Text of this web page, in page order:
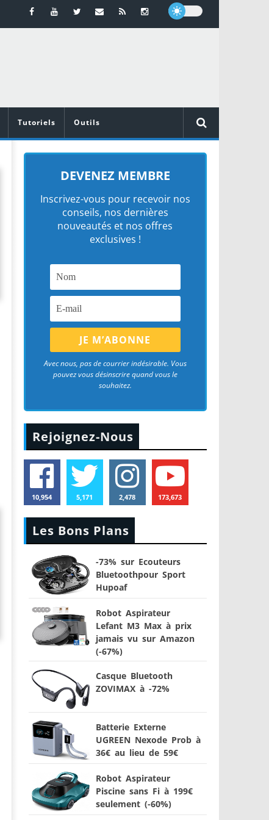
Tutoriels Outils
DEVENEZ MEMBRE
Inscrivez-vous pour recevoir nos
conseils, nos dernières
nouveautés et nos offres
exclusives !
Avec nous, pas de courrier indésirable. Vous
pouvez vous désinscrire quand vous le
souhaitez.
Rejoignez-Nous
10,954 5,171 2,478 173,673
Les Bons Plans
-73% sur Ecouteurs
Bluetoothpour Sport
Hupoaf
Robot Aspirateur
Lefant M3 Max à prix
jamais vu sur Amazon
(-67%)
Casque Bluetooth
ZOVIMAX à -72%
Batterie Externe
UGREEN Nexode Prob à
36€ au lieu de 59€
Robot Aspirateur
Piscine sans Fi à 199€
seulement (-60%)